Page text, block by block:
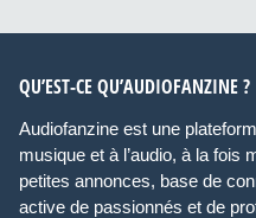
QU’EST-CE QU’AUDIOFANZINE ?
Audiofanzine est une
musique et à l’audio, à la fois
petites annonces, base de
active de passionnés et de